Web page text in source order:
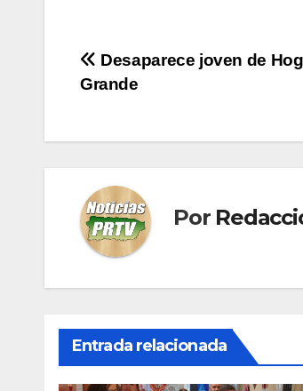
Navegación
entradas
Desaparece joven de
Grande
Por
Entrada relacionada